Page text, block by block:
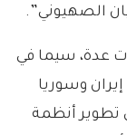
الصهيوني”.
عدة، سيما في
تموز 2020 وقّعت إيران وسوريا
تطوير أنظمة